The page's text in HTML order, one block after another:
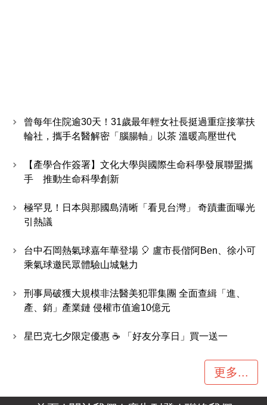
曾每年住院逾30天！31歲最年輕女社長挺過重症接掌扶
輪社，攜手名醫解密「腦腸軸」以茶 溫暖高壓世代
【產學合作簽署】文化大學與國際生命科學發展聯盟攜
手 推動生命科學創新
極罕見！日本與那國島清晰「看見台灣」 奇蹟畫面曝光
引熱議
台中石岡熱氣球嘉年華登場 🎈 盧市長偕阿Ben、徐小可
乘氣球邀民眾體驗山城魅力
刑事局破獲大規模非法醫美犯罪集團 全面查緝「進、
產、銷」產業鏈 侵權市值逾10億元
星巴克七夕限定優惠 ☕ 「好友分享日」買一送一
更多...